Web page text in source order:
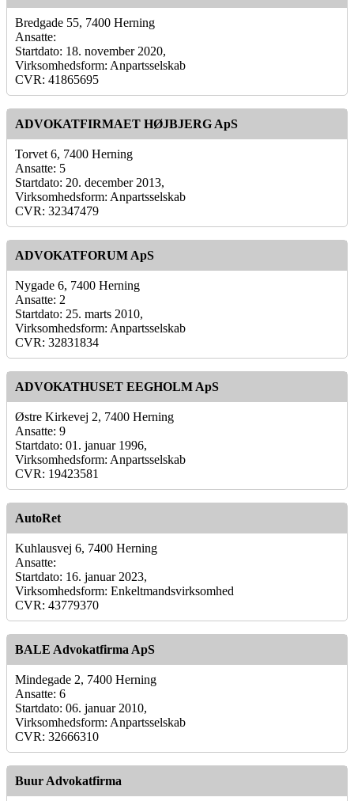
Bredgade 55, 7400 Herning
Ansatte:
Startdato: 18. november 2020,
Virksomhedsform: Anpartsselskab
CVR: 41865695
ADVOKATFIRMAET HØJBJERG ApS
Torvet 6, 7400 Herning
Ansatte: 5
Startdato: 20. december 2013,
Virksomhedsform: Anpartsselskab
CVR: 32347479
ADVOKATFORUM ApS
Nygade 6, 7400 Herning
Ansatte: 2
Startdato: 25. marts 2010,
Virksomhedsform: Anpartsselskab
CVR: 32831834
ADVOKATHUSET EEGHOLM ApS
Østre Kirkevej 2, 7400 Herning
Ansatte: 9
Startdato: 01. januar 1996,
Virksomhedsform: Anpartsselskab
CVR: 19423581
AutoRet
Kuhlausvej 6, 7400 Herning
Ansatte:
Startdato: 16. januar 2023,
Virksomhedsform: Enkeltmandsvirksomhed
CVR: 43779370
BALE Advokatfirma ApS
Mindegade 2, 7400 Herning
Ansatte: 6
Startdato: 06. januar 2010,
Virksomhedsform: Anpartsselskab
CVR: 32666310
Buur Advokatfirma